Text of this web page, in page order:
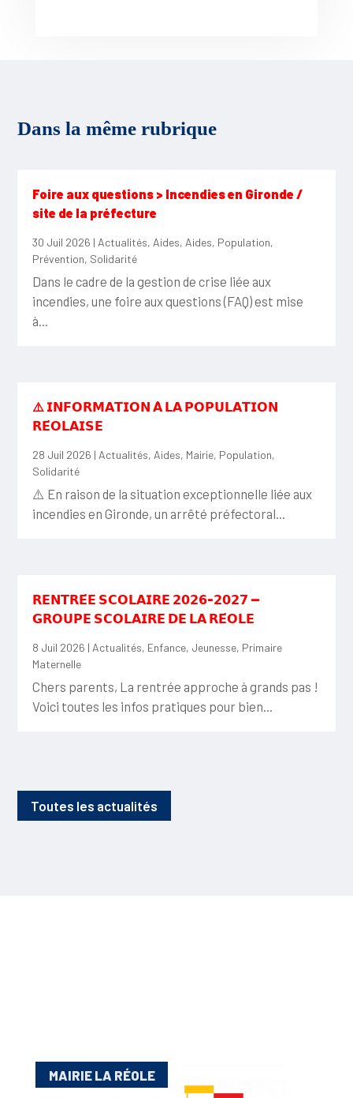
Dans la même rubrique
Foire aux questions > Incendies en Gironde /
site de la préfecture
30 Juil 2026 | Actualités, Aides, Aides, Population,
Prévention, Solidarité
Dans le cadre de la gestion de crise liée aux
incendies, une foire aux questions (FAQ) est mise
à...
⚠️ 𝗜𝗡𝗙𝗢𝗥𝗠𝗔𝗧𝗜𝗢𝗡 𝗔̀ 𝗟𝗔 𝗣𝗢𝗣𝗨𝗟𝗔𝗧𝗜𝗢𝗡
𝗥𝗘́𝗢𝗟𝗔𝗜𝗦𝗘
28 Juil 2026 | Actualités, Aides, Mairie, Population,
Solidarité
⚠️ En raison de la situation exceptionnelle liée aux
incendies en Gironde, un arrêté préfectoral...
𝗥𝗘𝗡𝗧𝗥𝗘́𝗘 𝗦𝗖𝗢𝗟𝗔𝗜𝗥𝗘 𝟮𝟬𝟮𝟲-𝟮𝟬𝟮𝟳 —
𝗚𝗥𝗢𝗨𝗣𝗘 𝗦𝗖𝗢𝗟𝗔𝗜𝗥𝗘 𝗗𝗘 𝗟𝗔 𝗥𝗘́𝗢𝗟𝗘
8 Juil 2026 | Actualités, Enfance, Jeunesse, Primaire
Maternelle
Chers parents, La rentrée approche à grands pas !
Voici toutes les infos pratiques pour bien...
Toutes les actualités
MAIRIE LA RÉOLE